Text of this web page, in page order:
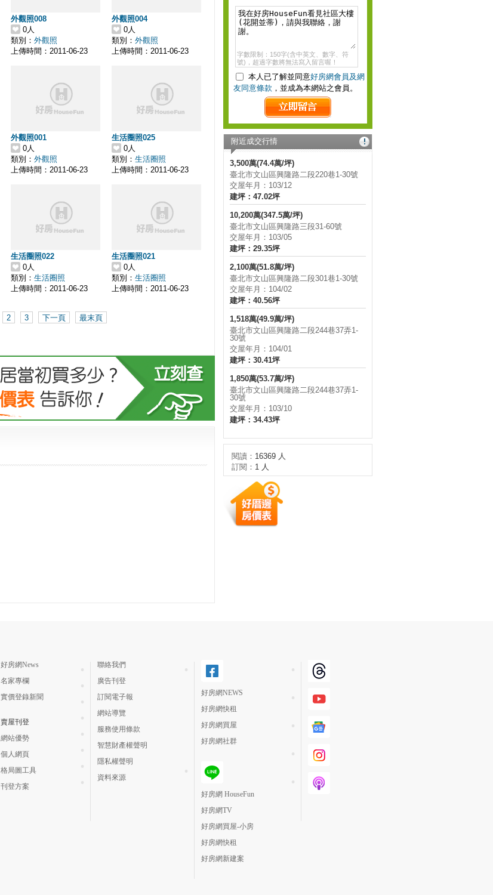
外觀照008
0人
類別： 外觀照
上傳時間：2011-06-23
外觀照004
0人
類別： 外觀照
上傳時間：2011-06-23
外觀照001
0人
類別： 外觀照
上傳時間：2011-06-23
生活圈照025
0人
類別： 生活圈照
上傳時間：2011-06-23
生活圈照022
0人
類別： 生活圈照
上傳時間：2011-06-23
生活圈照021
0人
類別： 生活圈照
上傳時間：2011-06-23
2 3 下一頁 最末頁
字數限制：150字(含中英文、數字、符
號)，超過字數將無法寫入留言喔！
本人已了解並同意好房網會員及網
友同意條款 ，並成為本網站之會員。
附近成交行情
3,500萬(74.4萬/坪)
臺北市文山區興隆路二段220巷1-30號
交屋年月：103/12
建坪：47.02坪
10,200萬(347.5萬/坪)
臺北市文山區興隆路三段31-60號
交屋年月：103/05
建坪：29.35坪
2,100萬(51.8萬/坪)
臺北市文山區興隆路二段301巷1-30號
交屋年月：104/02
建坪：40.56坪
1,518萬(49.9萬/坪)
臺北市文山區興隆路二段244巷37弄1-
30號
交屋年月：104/01
建坪：30.41坪
1,850萬(53.7萬/坪)
臺北市文山區興隆路二段244巷37弄1-
30號
交屋年月：103/10
建坪：34.43坪
閱讀： 16369 人
訂閱： 1 人
好房網News
名家專欄
實價登錄新聞
賣屋刊登
網站優勢
個人網頁
格局圖工具
刊登方案
聯絡我們
廣告刊登
訂閱電子報
網站導覽
服務使用條款
智慧財產權聲明
隱私權聲明
資料來源
好房網NEWS
好房網快租
好房網買屋
好房網社群
好房網 HouseFun
好房網TV
好房網買屋-小房
好房網快租
好房網新建案